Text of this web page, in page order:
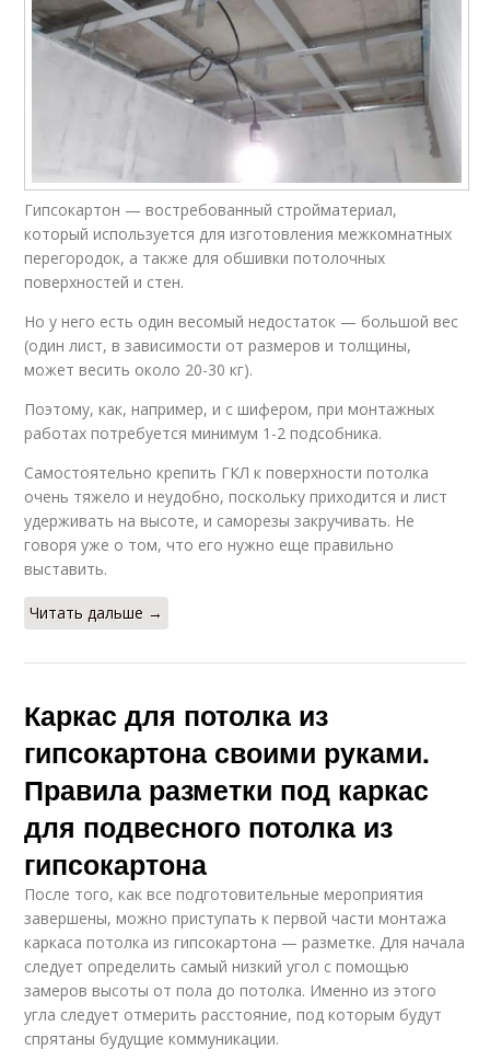
Гипсокартон — востребованный стройматериал,
который используется для изготовления межкомнатных
перегородок, а также для обшивки потолочных
поверхностей и стен.
Но у него есть один весомый недостаток — большой вес
(один лист, в зависимости от размеров и толщины,
может весить около 20-30 кг).
Поэтому, как, например, и с шифером, при монтажных
работах потребуется минимум 1-2 подсобника.
Самостоятельно крепить ГКЛ к поверхности потолка
очень тяжело и неудобно, поскольку приходится и лист
удерживать на высоте, и саморезы закручивать. Не
говоря уже о том, что его нужно еще правильно
выставить.
Читать дальше →
Каркас для потолка из
гипсокартона своими руками.
Правила разметки под каркас
для подвесного потолка из
гипсокартона
После того, как все подготовительные мероприятия
завершены, можно приступать к первой части монтажа
каркаса потолка из гипсокартона — разметке. Для начала
следует определить самый низкий угол с помощью
замеров высоты от пола до потолка. Именно из этого
угла следует отмерить расстояние, под которым будут
спрятаны будущие коммуникации.